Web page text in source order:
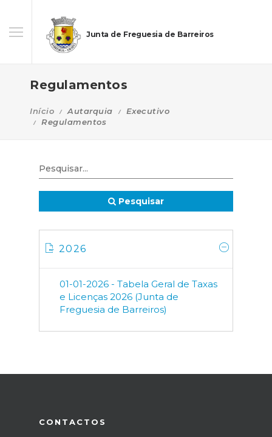
Junta de Freguesia de Barreiros
Regulamentos
Início Autarquia
Executivo
Regulamentos
Pesquisar
2026
01-01-2026 - Tabela Geral de Taxas
e Licenças 2026 (Junta de
Freguesia de Barreiros)
CONTACTOS